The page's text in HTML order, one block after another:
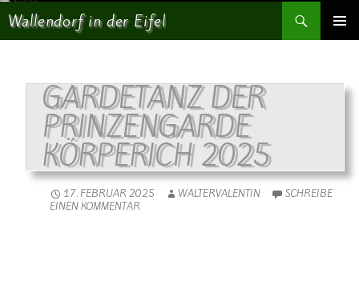
Wallendorf in der Eifel
SPRINGE ZUM INHALT
GARDETANZ DER
PRINZENGARDE
KÖRPERICH 2025
17. FEBRUAR 2025 WALTERVALENTIN
SCHREIBE
EINEN KOMMENTAR